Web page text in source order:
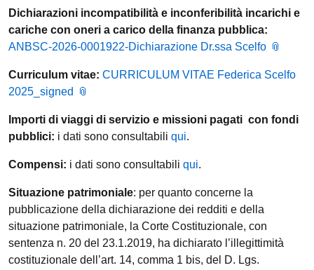
Dichiarazioni incompatibilità e inconferibilità incarichi e
cariche con oneri a carico della finanza pubblica:
ANBSC-2026-0001922-Dichiarazione Dr.ssa Scelfo
Curriculum vitae: CURRICULUM VITAE Federica Scelfo
2025_signed
Importi di viaggi di servizio e missioni pagati con fondi
pubblici: i dati sono consultabili qui.
Compensi: i dati sono consultabili qui.
Situazione patrimoniale: per quanto concerne la
pubblicazione della dichiarazione dei redditi e della
situazione patrimoniale, la Corte Costituzionale, con
sentenza n. 20 del 23.1.2019, ha dichiarato l’illegittimità
costituzionale dell’art. 14, comma 1 bis, del D. Lgs.